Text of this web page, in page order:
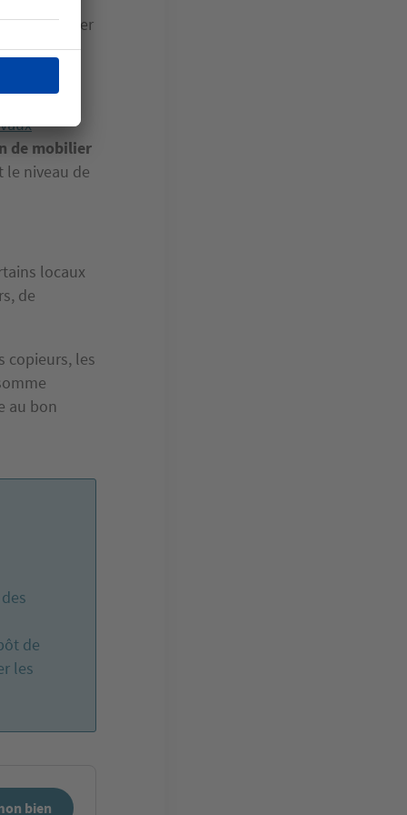
impacter
!
de mobilier
le niveau de
locaux
de
copieurs, les
au bon
de
les
bien